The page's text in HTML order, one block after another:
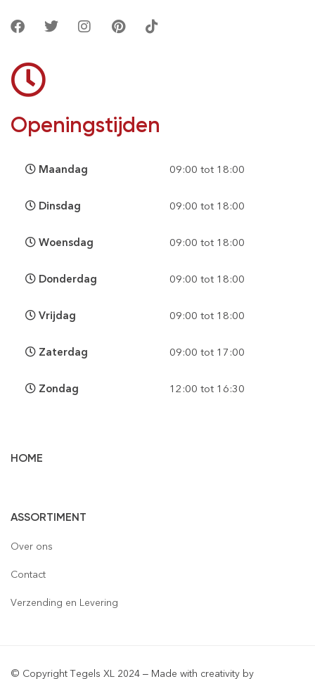
HOME
ASSORTIMENT
Over ons
Contact
Verzending en Levering
Openingstijden
Maandag 09:00 tot 18:00
Dinsdag 09:00 tot 18:00
Woensdag 09:00 tot 18:00
Donderdag 09:00 tot 18:00
Vrijdag 09:00 tot 18:00
Zaterdag 09:00 tot 17:00
Zondag 12:00 tot 16:30
© Copyright Tegels XL 2024 – Made with creativity by